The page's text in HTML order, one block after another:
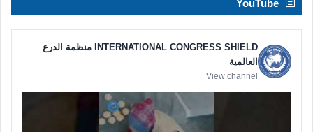
YouTube
INTERNATIONAL CONGRESS SHIELD منظمة الدرع
العالمية
View channel